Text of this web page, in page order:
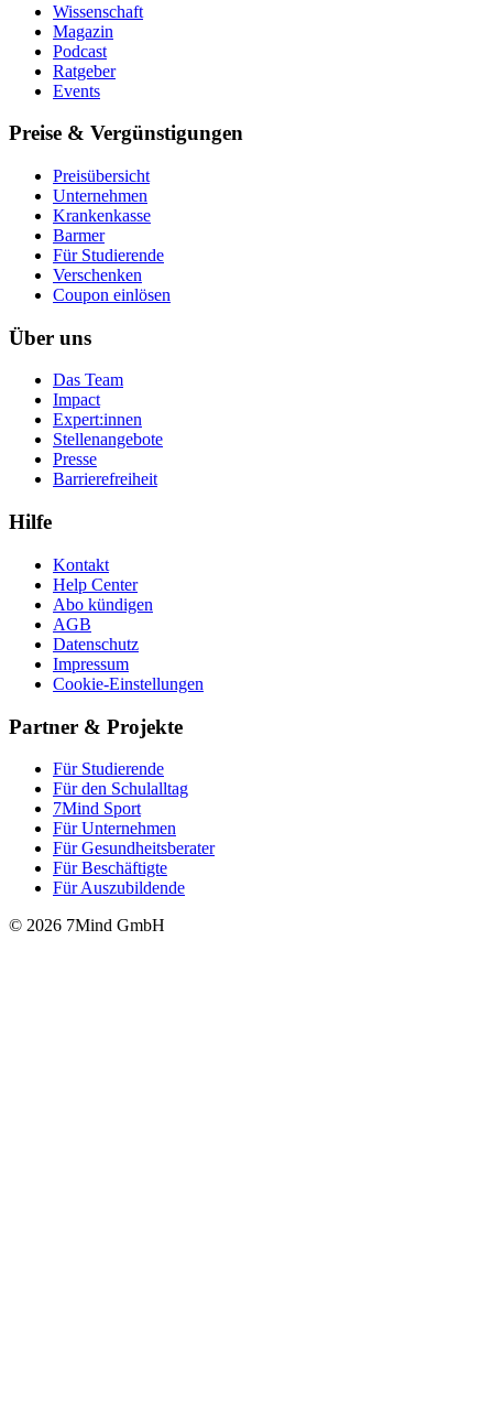
Wissenschaft
Magazin
Podcast
Ratgeber
Events
Preise & Vergünstigungen
Preisübersicht
Unternehmen
Krankenkasse
Barmer
Für Studierende
Ver­schen­ken
Coupon einlösen
Über uns
Das Team
Impact
Expert:innen
Stellenangebote
Presse
Barrierefreiheit
Hilfe
Kontakt
Help Center
Abo kündigen
AGB
Datenschutz
Impressum
Cookie-Einstellungen
Partner & Projekte
Für Stu­die­rende
Für den Schulalltag
7Mind Sport
Für Unter­neh­men
Für Gesund­heits­be­ra­ter
Für Beschäftigte
Für Auszubildende
© 2026 7Mind GmbH